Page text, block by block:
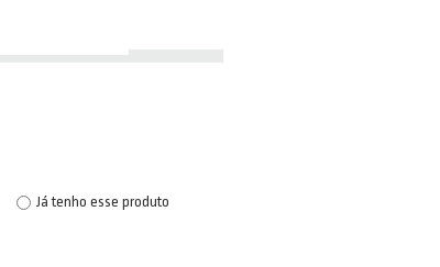
Já tenho esse produto